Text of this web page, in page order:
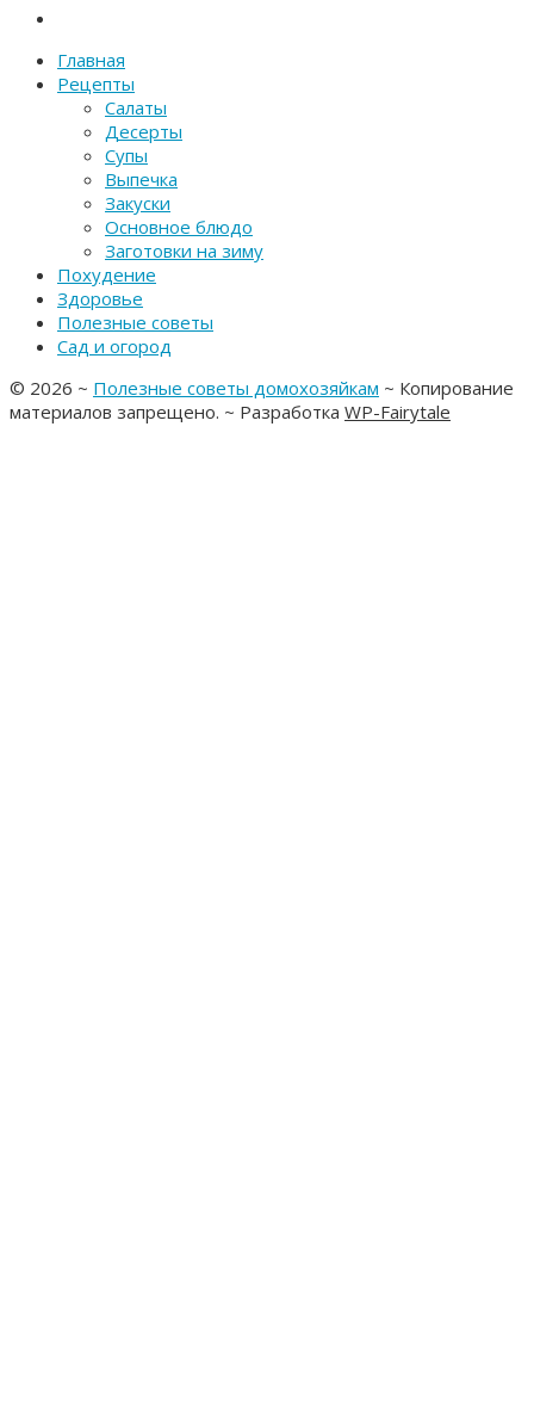
Главная
Рецепты
Салаты
Десерты
Супы
Выпечка
Закуски
Основное блюдо
Заготовки на зиму
Похудение
Здоровье
Полезные советы
Сад и огород
© 2026 ~ Полезные советы домохозяйкам ~ Копирование
материалов запрещено. ~ Разработка WP-Fairytale